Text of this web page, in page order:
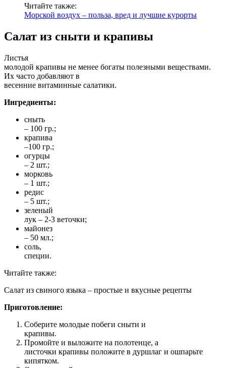
Читайте также:
Морской воздух – польза, вред и лучшие курорты
Салат из сныти и крапивы
Листья
молодой крапивы не менее богаты полезными веществами.
Их часто добавляют в
весенние витаминные салатики.
Ингредиенты:
сныть
– 100 гр.;
крапива
–100 гр.;
огурцы
– 2 шт.;
морковь
– 1 шт.;
редис
– 5 шт.;
зеленый
лук – 2-3 веточки;
майонез
– 50 мл.;
соль,
специи.
Читайте также:
Салат из свиного языка – простые и вкусные рецепты
Приготовление:
Соберите молодые побеги сныти и
крапивы.
Промойте и выложите на полотенце, а
листочки крапивы положите в дуршлаг и ошпарьте
кипятком.